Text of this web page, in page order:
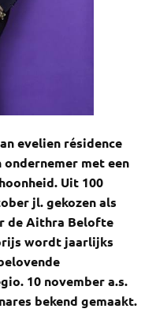
evelien résidence
met een
Uit 100
jl. gekozen als
de Aithra Belofte
wordt jaarlijks
10 november a.s.
bekend gemaakt.